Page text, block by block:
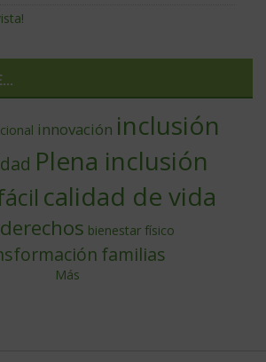
innovación inclusión
Plena inclusión
calidad de vida
derechos bienestar físico
familias
Más